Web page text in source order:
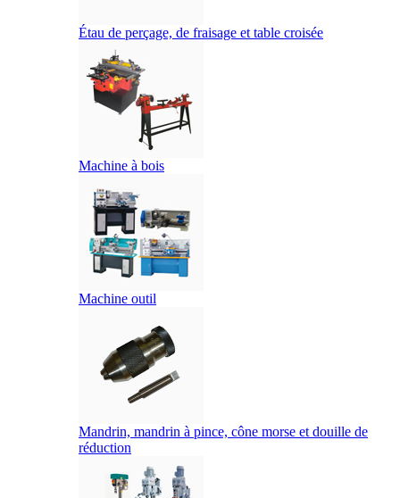
Étau de perçage, de fraisage et table croisée
Machine à bois
Machine outil
Mandrin, mandrin à pince, cône morse et douille de
réduction